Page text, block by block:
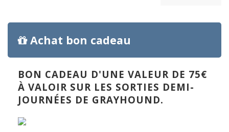
Achat bon cadeau
BON CADEAU D'UNE VALEUR DE 75€
À VALOIR SUR LES SORTIES DEMI-
JOURNÉES DE GRAYHOUND.